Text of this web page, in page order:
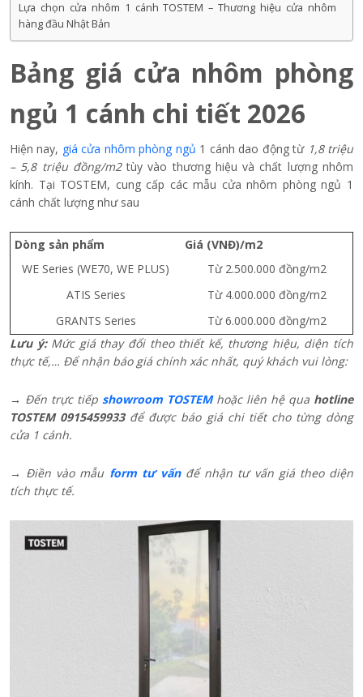
Lựa chọn cửa nhôm 1 cánh TOSTEM – Thương hiệu cửa nhôm
hàng đầu Nhật Bản
Bảng giá cửa nhôm phòng
ngủ 1 cánh chi tiết 2026
Hiện nay, giá cửa nhôm phòng ngủ 1 cánh dao động từ 1,8 triệu
– 5,8 triệu đồng/m2tùy vào thương hiệu và chất lượng nhôm
kính. Tại TOSTEM, cung cấp các mẫu cửa nhôm phòng ngủ 1
cánh chất lượng như sau
Dòng sản phẩm
Giá (VNĐ)/m2
WE Series (WE70, WE PLUS)
Từ 2.500.000 đồng/m2
ATIS Series
Từ 4.000.000 đồng/m2
GRANTS Series
Từ 6.000.000 đồng/m2
Lưu ý:Mức giá thay đổi theo thiết kế, thương hiệu, diện tích
thực tế,… Để nhận báo giá chính xác nhất, quý khách vui lòng:
→ Đến trực tiếp showroom TOSTEMhoặc liên hệ qua hotline
TOSTEM 0915459933để được báo giá chi tiết cho từng dòng
cửa 1 cánh.
→ Điền vào mẫu form tư vấnđể nhận tư vấn giá theo diện
tích thực tế.